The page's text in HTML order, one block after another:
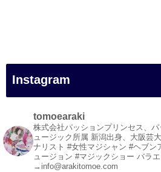
#白浜町
#変面ショー
#イベント
#宴会
#余興
1 5 X
Instagram
tomoearaki
株式会社パッションプリンセス、
ュージック所属 新潟出身、大阪芸
ナリスト #女性マジシャン #ヘブン
ュージョン #マジックショー バラ
→info@arakitomoe.com